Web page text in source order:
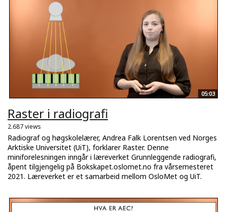
05:03
Raster i radiografi
2.687 views
Radiograf og høgskolelærer, Andrea Falk Lorentsen ved Norges
Arktiske Universitet (UiT), forklarer Raster. Denne
miniforelesningen inngår i læreverket Grunnleggende radiografi,
åpent tilgjengelig på Bokskapet.oslomet.no fra vårsemesteret
2021. Læreverket er et samarbeid mellom OsloMet og UiT.